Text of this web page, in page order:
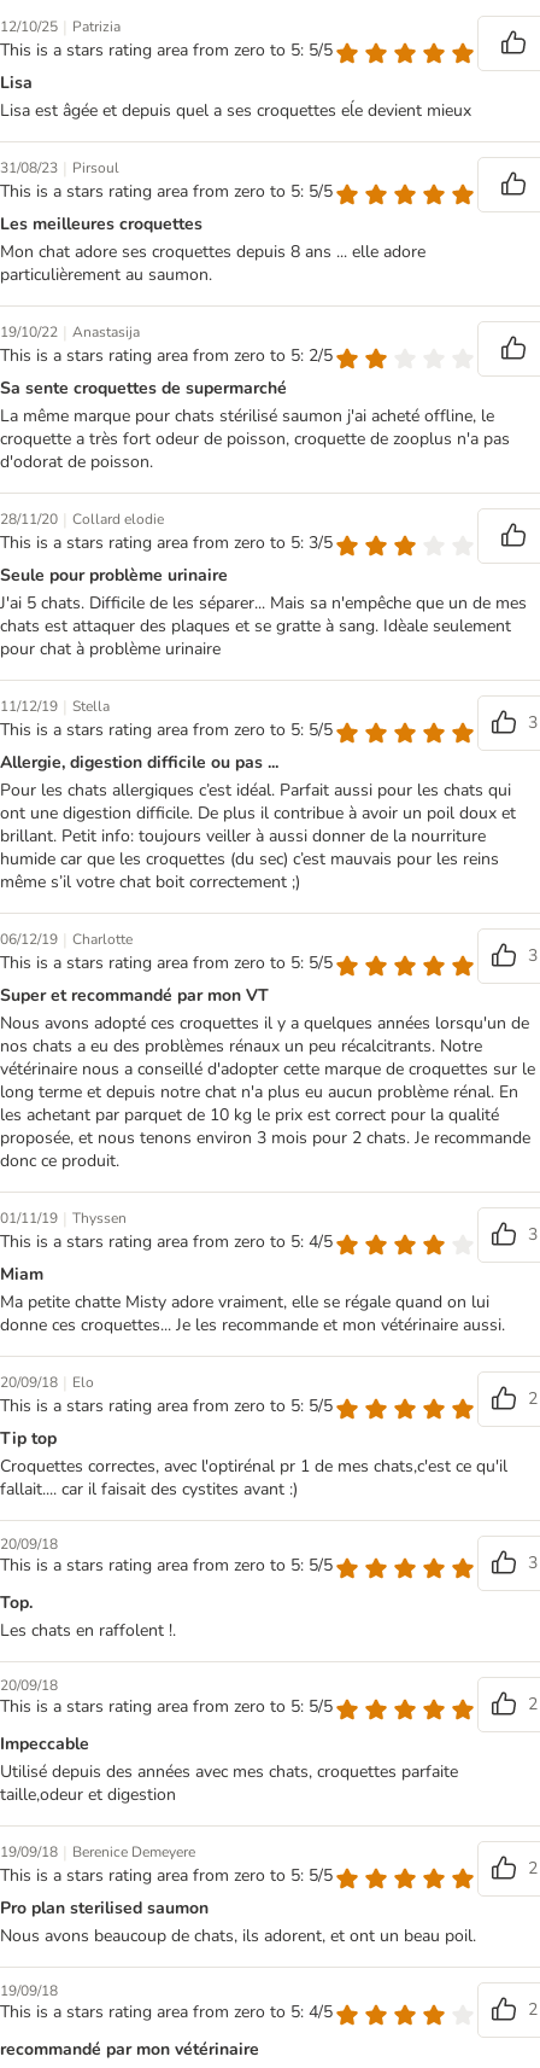
12/10/25 | Patrizia
This is a stars rating area from zero to 5: 5/5
Lisa
Lisa est âgée et depuis quel a ses croquettes eĺe devient mieux
31/08/23 | Pirsoul
This is a stars rating area from zero to 5: 5/5
Les meilleures croquettes
Mon chat adore ses croquettes depuis 8 ans ... elle adore
particulièrement au saumon.
19/10/22 | Anastasija
This is a stars rating area from zero to 5: 2/5
Sa sente croquettes de supermarché
La même marque pour chats stérilisé saumon j'ai acheté offline, le
croquette a très fort odeur de poisson, croquette de zooplus n'a pas
d'odorat de poisson.
28/11/20 | Collard elodie
This is a stars rating area from zero to 5: 3/5
Seule pour problème urinaire
J'ai 5 chats. Difficile de les séparer... Mais sa n'empêche que un de mes
chats est attaquer des plaques et se gratte à sang. Idèale seulement
pour chat à problème urinaire
11/12/19 | Stella
This is a stars rating area from zero to 5: 5/5
3
Allergie, digestion difficile ou pas ...
Pour les chats allergiques c’est idéal. Parfait aussi pour les chats qui
ont une digestion difficile. De plus il contribue à avoir un poil doux et
brillant. Petit info: toujours veiller à aussi donner de la nourriture
humide car que les croquettes (du sec) c’est mauvais pour les reins
même s’il votre chat boit correctement ;)
06/12/19 | Charlotte
This is a stars rating area from zero to 5: 5/5
3
Super et recommandé par mon VT
Nous avons adopté ces croquettes il y a quelques années lorsqu'un de
nos chats a eu des problèmes rénaux un peu récalcitrants. Notre
vétérinaire nous a conseillé d'adopter cette marque de croquettes sur le
long terme et depuis notre chat n'a plus eu aucun problème rénal. En
les achetant par parquet de 10 kg le prix est correct pour la qualité
proposée, et nous tenons environ 3 mois pour 2 chats. Je recommande
donc ce produit.
01/11/19 | Thyssen
This is a stars rating area from zero to 5: 4/5
3
Miam
Ma petite chatte Misty adore vraiment, elle se régale quand on lui
donne ces croquettes... Je les recommande et mon vétérinaire aussi.
20/09/18 | Elo
This is a stars rating area from zero to 5: 5/5
2
Tip top
Croquettes correctes, avec l'optirénal pr 1 de mes chats,c'est ce qu'il
fallait.... car il faisait des cystites avant :)
20/09/18
This is a stars rating area from zero to 5: 5/5
3
Top.
Les chats en raffolent !.
20/09/18
This is a stars rating area from zero to 5: 5/5
2
Impeccable
Utilisé depuis des années avec mes chats, croquettes parfaite
taille,odeur et digestion
19/09/18 | Berenice Demeyere
This is a stars rating area from zero to 5: 5/5
2
Pro plan sterilised saumon
Nous avons beaucoup de chats, ils adorent, et ont un beau poil.
19/09/18
This is a stars rating area from zero to 5: 4/5
2
recommandé par mon vétérinaire